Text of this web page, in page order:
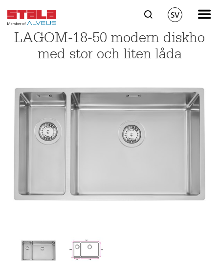
SV
LAGOM-18-50 modern diskho
med stor och liten låda